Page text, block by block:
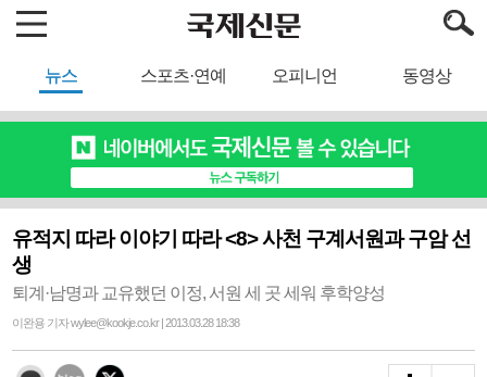
뉴스 스포츠·연예 오피니언 동영상
유적지 따라 이야기 따라 <8> 사천 구계서원과 구암 선
생
퇴계·남명과 교유했던 이정, 서원 세 곳 세워 후학양성
이완용 기자 wylee@kookje.co.kr | 2013.03.28 18:38